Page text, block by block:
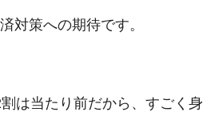
対策への期待です。
割は当たり前だから、すごく身